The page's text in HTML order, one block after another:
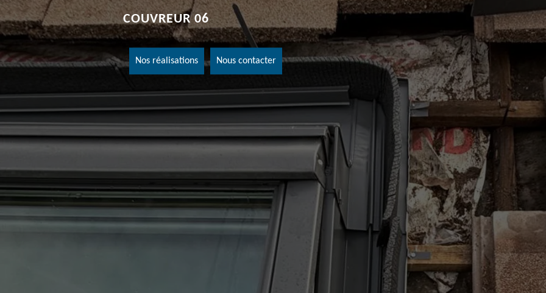
COUVREUR 06
Nos réalisations Nous contacter